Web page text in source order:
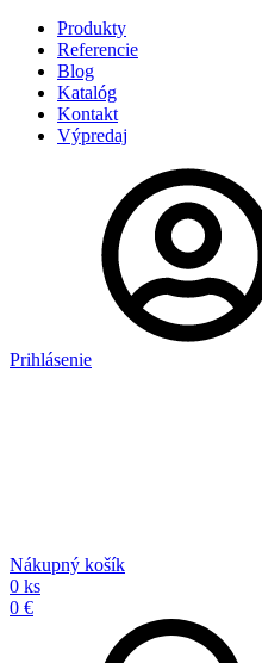
Produkty
Referencie
Blog
Katalóg
Kontakt
Výpredaj
Prihlásenie
Nákupný košík
0 ks
0 €